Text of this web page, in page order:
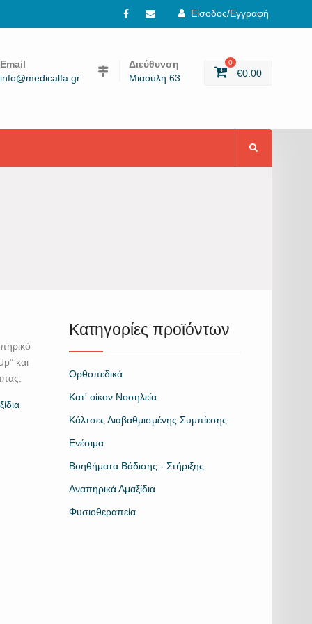
Είσοδος/Εγγραφή
Facebook
email
Email
info@medicalfa.gr
Διεύθυνση
Μιαούλη 63
0
€0.00
και
Κατηγορίες προϊόντων
Ορθοπεδικά
Κατ' οίκον Νοσηλεία
Κάλτσες Διαβαθμισμένης Συμπίεσης
Ενέσιμα
Βοηθήματα Βάδισης - Στήριξης
Αναπηρικά Αμαξίδια
Φυσιοθεραπεία